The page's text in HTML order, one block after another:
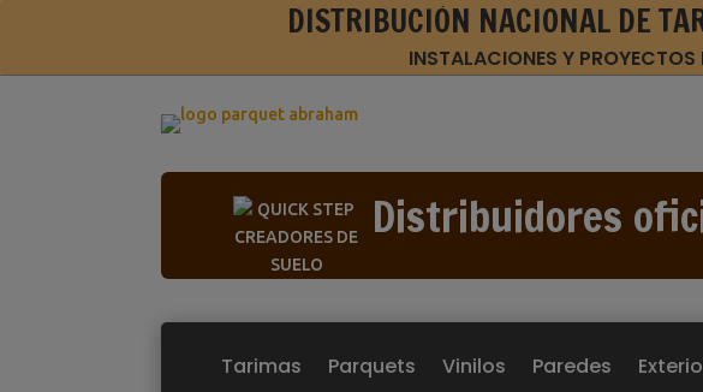
DISTRIBUCIÓN NACIONAL DE
INSTALACIONES Y PROYECTOS
Distribuidores
Tarimas Parquets Vinilos Paredes